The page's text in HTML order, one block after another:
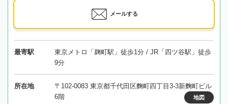
メールする
最寄駅
東京メトロ「麹町駅」徒歩1分 / JR「四ツ谷駅」徒歩
9分
所在地
〒102-0083 東京都千代田区麴町四丁目3-3新麴町ビル
6階
地図